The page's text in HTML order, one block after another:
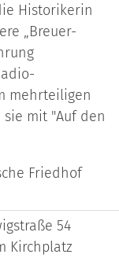
Historikerin
„Breuer-
mehrteiligen
sie mit "Auf den
Friedhof
54
Kirchplatz